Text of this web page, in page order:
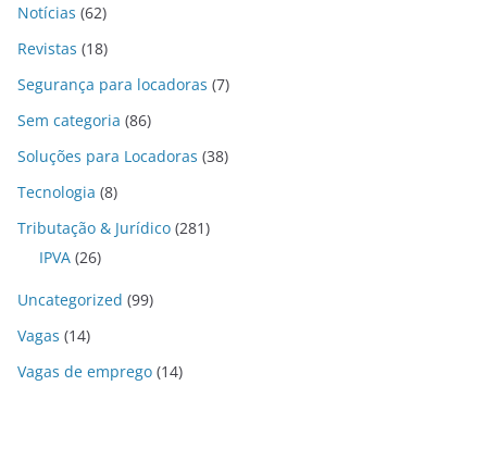
Notícias (62)
Revistas (18)
Segurança para locadoras (7)
Sem categoria (86)
Soluções para Locadoras (38)
Tecnologia (8)
Tributação & Jurídico (281)
IPVA (26)
Uncategorized (99)
Vagas (14)
Vagas de emprego (14)